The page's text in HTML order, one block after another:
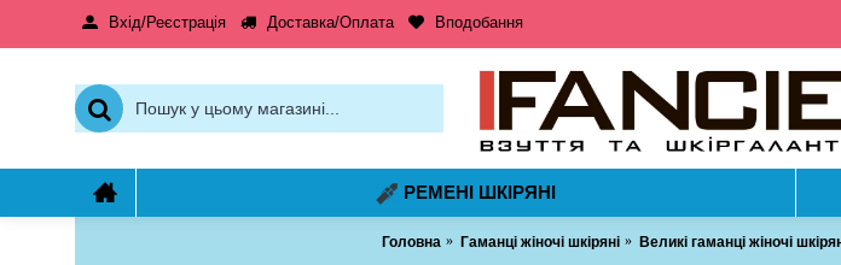
Вхід/Реєстрація Доставка/Оплата Вподобання
РЕМЕНІ ШКІРЯНІ
Головна Гаманці жіночі шкіряні Великі гаманці жіночі